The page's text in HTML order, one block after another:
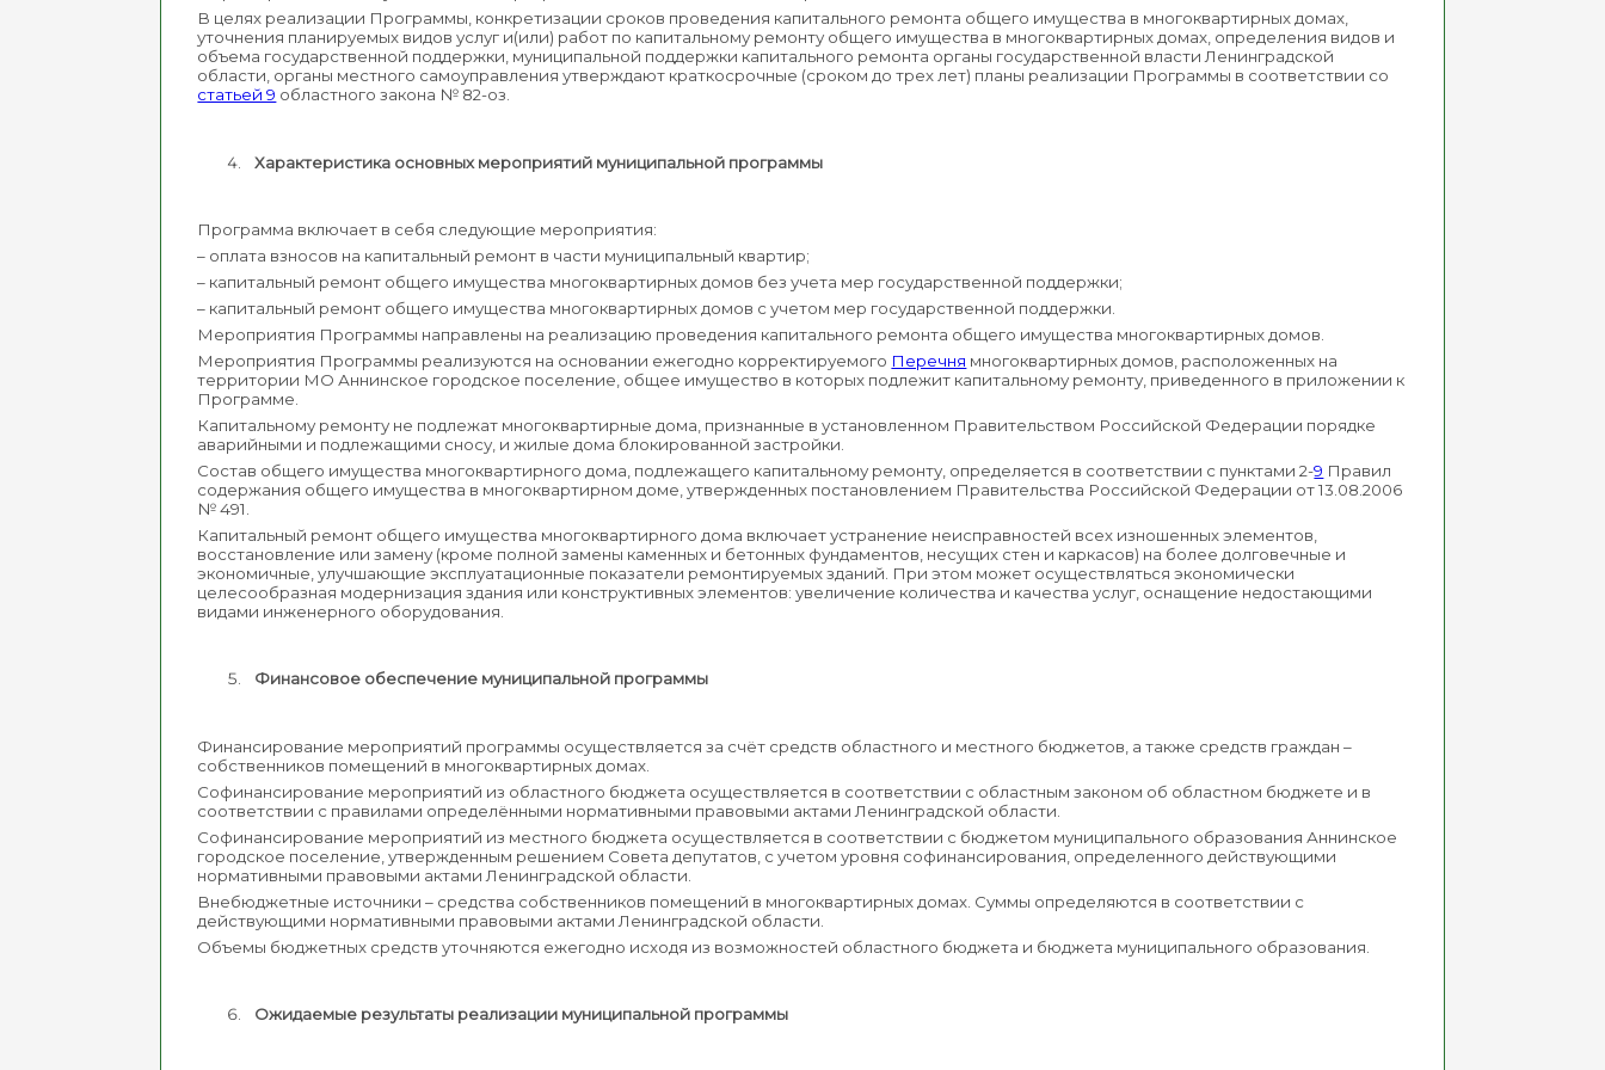
В целях реализации Программы, конкретизации сроков проведения капитального ремонта общего имущества в многоквартирных домах,
уточнения планируемых видов услуг и(или) работ по капитальному ремонту общего имущества в многоквартирных домах, определения видов и
объема государственной поддержки, муниципальной поддержки капитального ремонта органы государственной власти Ленинградской
области, органы местного самоуправления утверждают краткосрочные (сроком до трех лет) планы реализации Программы в соответствии со
статьей 9 областного закона № 82-оз.
Характеристика основных мероприятий муниципальной программы
Программа включает в себя следующие мероприятия:
– оплата взносов на капитальный ремонт в части муниципальный квартир;
– капитальный ремонт общего имущества многоквартирных домов без учета мер государственной поддержки;
– капитальный ремонт общего имущества многоквартирных домов с учетом мер государственной поддержки.
Мероприятия Программы направлены на реализацию проведения капитального ремонта общего имущества многоквартирных домов.
Мероприятия Программы реализуются на основании ежегодно корректируемого Перечня многоквартирных домов, расположенных на
территории МО Аннинское городское поселение, общее имущество в которых подлежит капитальному ремонту, приведенного в приложении к
Программе.
Капитальному ремонту не подлежат многоквартирные дома, признанные в установленном Правительством Российской Федерации порядке
аварийными и подлежащими сносу, и жилые дома блокированной застройки.
Состав общего имущества многоквартирного дома, подлежащего капитальному ремонту, определяется в соответствии с пунктами 2-9 Правил
содержания общего имущества в многоквартирном доме, утвержденных постановлением Правительства Российской Федерации от 13.08.2006
№ 491.
Капитальный ремонт общего имущества многоквартирного дома включает устранение неисправностей всех изношенных элементов,
восстановление или замену (кроме полной замены каменных и бетонных фундаментов, несущих стен и каркасов) на более долговечные и
экономичные, улучшающие эксплуатационные показатели ремонтируемых зданий. При этом может осуществляться экономически
целесообразная модернизация здания или конструктивных элементов: увеличение количества и качества услуг, оснащение недостающими
видами инженерного оборудования.
Финансовое обеспечение муниципальной программы
Финансирование мероприятий программы осуществляется за счёт средств областного и местного бюджетов, а также средств граждан –
собственников помещений в многоквартирных домах.
Софинансирование мероприятий из областного бюджета осуществляется в соответствии с областным законом об областном бюджете и в
соответствии с правилами определёнными нормативными правовыми актами Ленинградской области.
Софинансирование мероприятий из местного бюджета осуществляется в соответствии с бюджетом муниципального образования Аннинское
городское поселение, утвержденным решением Совета депутатов, с учетом уровня софинансирования, определенного действующими
нормативными правовыми актами Ленинградской области.
Внебюджетные источники – средства собственников помещений в многоквартирных домах. Суммы определяются в соответствии с
действующими нормативными правовыми актами Ленинградской области.
Объемы бюджетных средств уточняются ежегодно исходя из возможностей областного бюджета и бюджета муниципального образования.
Ожидаемые результаты реализации муниципальной программы